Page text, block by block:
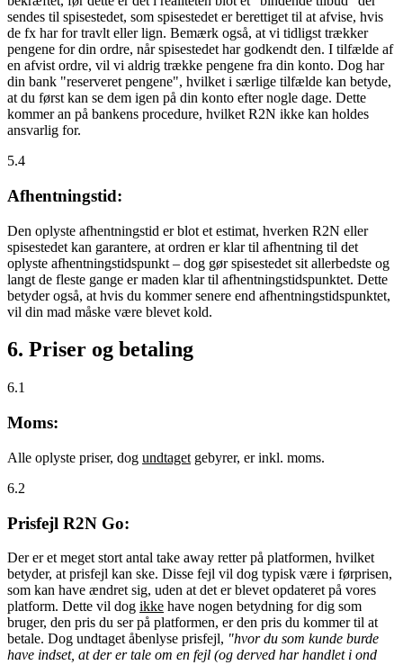
sendes til spisestedet, som spisestedet er berettiget til at afvise, hvis
de fx har for travlt eller lign. Bemærk også, at vi tidligst trækker
pengene for din ordre, når spisestedet har godkendt den. I tilfælde af
en afvist ordre, vil vi aldrig trække pengene fra din konto. Dog har
din bank "reserveret pengene", hvilket i særlige tilfælde kan betyde,
at du først kan se dem igen på din konto efter nogle dage. Dette
kommer an på bankens procedure, hvilket R2N ikke kan holdes
ansvarlig for.
5.4
Afhentningstid:
Den oplyste afhentningstid er blot et estimat, hverken R2N eller
spisestedet kan garantere, at ordren er klar til afhentning til det
oplyste afhentningstidspunkt – dog gør spisestedet sit allerbedste og
langt de fleste gange er maden klar til afhentningstidspunktet. Dette
betyder også, at hvis du kommer senere end afhentningstidspunktet,
vil din mad måske være blevet kold.
6. Priser og betaling
6.1
Moms:
Alle oplyste priser, dog undtaget gebyrer, er inkl. moms.
6.2
Prisfejl R2N Go:
Der er et meget stort antal take away retter på platformen, hvilket
betyder, at prisfejl kan ske. Disse fejl vil dog typisk være i førprisen,
som kan have ændret sig, uden at det er blevet opdateret på vores
platform. Dette vil dog ikke have nogen betydning for dig som
bruger, den pris du ser på platformen, er den pris du kommer til at
betale. Dog undtaget åbenlyse prisfejl, "hvor du som kunde burde
have indset, at der er tale om en fejl (og derved har handlet i ond